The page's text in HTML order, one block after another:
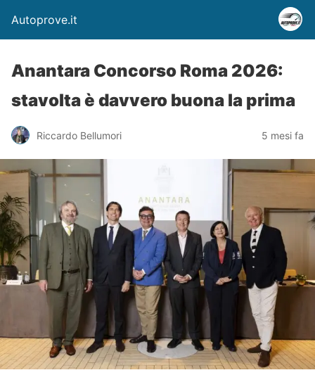
Autoprove.it
Anantara Concorso Roma 2026:
stavolta è davvero buona la prima
Riccardo Bellumori 5 mesi fa